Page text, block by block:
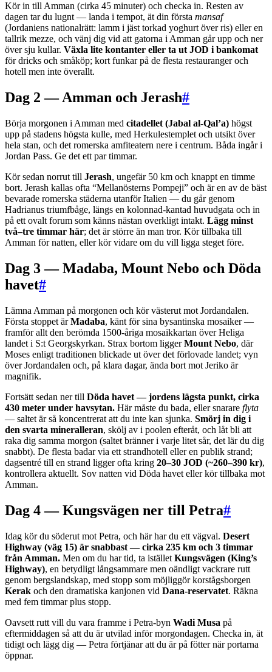
Kör in till Amman (cirka 45 minuter) och checka in. Resten av
dagen tar du lugnt — landa i tempot, ät din första mansaf
(Jordaniens nationalrätt: lamm i jäst torkad yoghurt över ris) eller en
tallrik mezze, och vänj dig vid att gatorna i Amman går upp och ner
över sju kullar. Växla lite kontanter eller ta ut JOD i bankomat
för dricks och småköp; kort funkar på de flesta restauranger och
hotell men inte överallt.
Dag 2 — Amman och Jerash#
Börja morgonen i Amman med citadellet (Jabal al-Qal’a) högst
upp på stadens högsta kulle, med Herkulestemplet och utsikt över
hela stan, och det romerska amfiteatern nere i centrum. Båda ingår i
Jordan Pass. Ge det ett par timmar.
Kör sedan norrut till Jerash, ungefär 50 km och knappt en timme
bort. Jerash kallas ofta “Mellanösterns Pompeji” och är en av de bäst
bevarade romerska städerna utanför Italien — du går genom
Hadrianus triumfbåge, längs en kolonnad-kantad huvudgata och in
på ett ovalt forum som känns nästan overkligt intakt. Lägg minst
två–tre timmar här; det är större än man tror. Kör tillbaka till
Amman för natten, eller kör vidare om du vill ligga steget före.
Dag 3 — Madaba, Mount Nebo och Döda
havet#
Lämna Amman på morgonen och kör västerut mot Jordandalen.
Första stoppet ärMadaba, känt för sina bysantinska mosaiker —
framför allt den berömda 1500-åriga mosaikkartan över Heliga
landet i S:t Georgskyrkan. Strax bortom liggerMount Nebo, där
Moses enligt traditionen blickade ut över det förlovade landet; vyn
över Jordandalen och, på klara dagar, ända bort mot Jeriko är
magnifik.
Fortsätt sedan ner till Döda havet — jordens lägsta punkt, cirka
430 meter under havsytan. Här måste du bada, eller snarare flyta
— saltet är så koncentrerat att du inte kan sjunka. Smörj in dig i
den svarta mineralleran, skölj av i poolen efteråt, och låt bli att
raka dig samma morgon (saltet bränner i varje litet sår, det lär du dig
snabbt). De flesta badar via ett strandhotell eller en publik strand;
dagsentré till en strand ligger ofta kring 20–30 JOD (~260–390 kr),
kontrollera aktuellt. Sov natten vid Döda havet eller kör tillbaka mot
Amman.
Dag 4 — Kungsvägen ner till Petra#
Idag kör du söderut mot Petra, och här har du ett vägval. Desert
Highway (väg 15) är snabbast — cirka 235 km och 3 timmar
från Amman. Men om du har tid, ta istället Kungsvägen (King’s
Highway), en betydligt långsammare men oändligt vackrare rutt
genom bergslandskap, med stopp som möjliggör korstågsborgen
Kerak och den dramatiska kanjonen vid Dana-reservatet. Räkna
med fem timmar plus stopp.
Oavsett rutt vill du vara framme i Petra-byn Wadi Musa på
eftermiddagen så att du är utvilad inför morgondagen. Checka in, ät
tidigt och lägg dig — Petra förtjänar att du är på fötter när portarna
öppnar.